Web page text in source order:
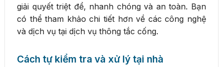
giải quyết triệt để, nhanh chóng và an toàn. Bạn
có thể tham khảo chi tiết hơn về các công nghệ
và dịch vụ tại dịch vụ thông tắc cống.
Cách tự kiểm tra và xử lý tại nhà